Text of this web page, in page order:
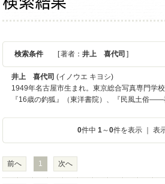
検索条件 [ 著者： 井上 喜代司 ]
井上 喜代司 (イノウエ キヨシ)
1949年名古屋市生まれ。東京総合写真専門学
『16歳の釣狐』（東洋書院）、『民風土俗
0件中 1～0件を表示 ｜ 表
前へ 1 次へ